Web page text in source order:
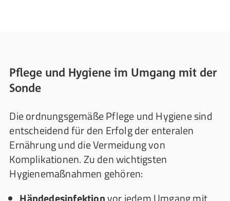
Pflege und Hygiene im Umgang mit der
Sonde
Die ordnungsgemäße Pflege und Hygiene sind
entscheidend für den Erfolg der enteralen
Ernährung und die Vermeidung von
Komplikationen. Zu den wichtigsten
Hygienemaßnahmen gehören: